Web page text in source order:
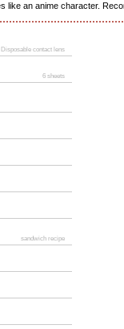
an anime character.
Disposable contact lens
6 sheets
sandwich recipe